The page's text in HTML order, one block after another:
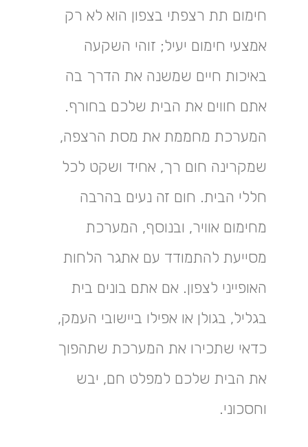
חימום תת רצפתי בצפון הוא לא רק
אמצעי חימום יעיל; זוהי השקעה
באיכות חיים שמשנה את הדרך בה
אתם חווים את הבית שלכם בחורף.
המערכת מחממת את מסת הרצפה,
שמקרינה חום רך, אחיד ושקט לכל
חללי הבית. חום זה נעים בהרבה
מחימום אוויר, ובנוסף, המערכת
מסייעת להתמודד עם אתגר הלחות
האופייני לצפון. אם אתם בונים בית
בגליל, בגולן או אפילו ביישובי העמק,
כדאי שתכירו את המערכת שתהפוך
את הבית שלכם למפלט חם, יבש
וחסכוני.